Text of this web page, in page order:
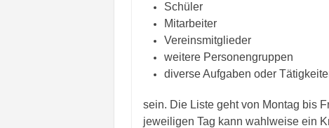
Schüler
Mitarbeiter
Vereinsmitglieder
weitere Personengruppen
diverse Aufgaben oder
sein. Die Liste geht von Montag bis
jeweiligen Tag kann wahlweise ein